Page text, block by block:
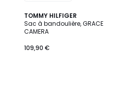
TOMMY HILFIGER
Sac à bandoulière, GRACE
CAMERA
109,90 €